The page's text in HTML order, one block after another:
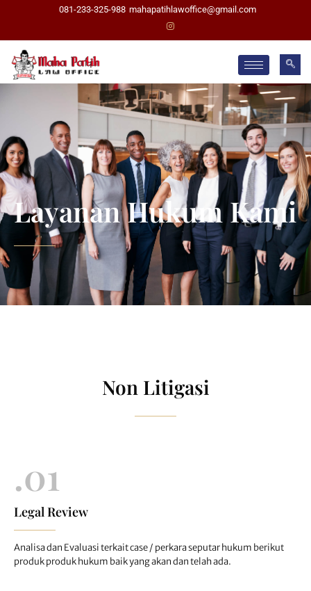
081-233-325-988 mahapatihlawoffice@gmail.com
Layanan Hukum
Layanan Hukum Kami
Non Litigasi
.01
Legal Review
Analisa dan Evaluasi terkait case / perkara seputar hukum berikut
produk produk hukum baik yang akan dan telah ada.